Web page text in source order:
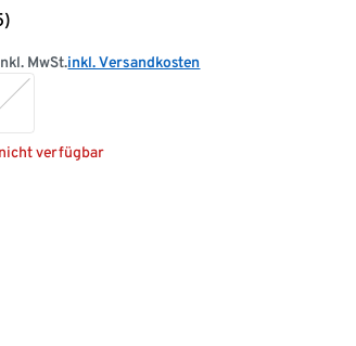
MwSt.inkl. Versandkosten
verfügbar